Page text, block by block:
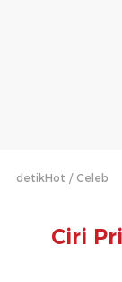
detikHot Celeb
Ciri